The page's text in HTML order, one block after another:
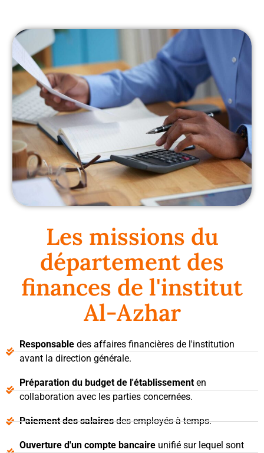
Les missions du
département des
finances de l'institut
Al-Azhar
Responsable des affaires financières de l'institution
avant la direction générale.
Préparation du budget de l'établissementen
collaboration avec les parties concernées.
Paiement des salairesdes employés à temps.
Ouverture d'un compte bancaire unifié sur lequel sont